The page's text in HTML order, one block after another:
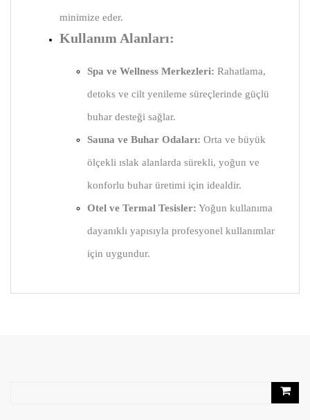
minimize eder.
Kullanım Alanları:
Spa ve Wellness Merkezleri: Rahatlama,
detoks ve cilt yenileme süreçlerinde güçlü
buhar desteği sağlar.
Sauna ve Buhar Odaları: Orta ve büyük
ölçekli ıslak alanlarda sürekli, yoğun ve
konforlu buhar üretimi için idealdir.
Otel ve Termal Tesisler: Yoğun kullanıma
dayanıklı yapısıyla profesyonel kullanımlar
için uygundur.